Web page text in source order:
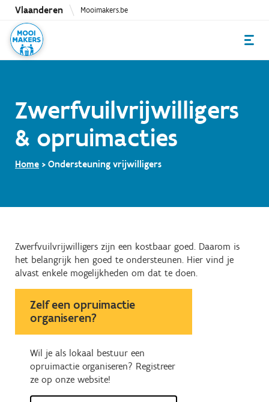
Overslaan
naar
inhoud
Vlaanderen Mooimakers.be
Zwerfvuilvrijwilligers
& opruimacties
Home Ondersteuning vrijwilligers
Zwerfvuilvrijwilligers zijn een kostbaar goed. Daarom is
het belangrijk hen goed te ondersteunen. Hier vind je
alvast enkele mogelijkheden om dat te doen.
Zelf een opruimactie
organiseren?
Wil je als lokaal bestuur een
opruimactie organiseren? Registreer
ze op onze website!